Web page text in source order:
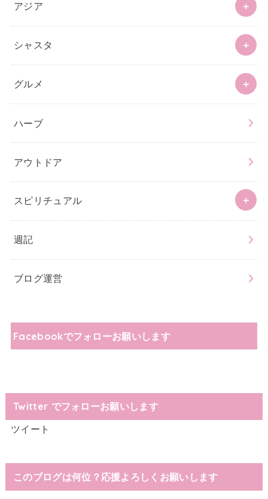
アジア
シャスタ
グルメ
ハーブ
アウトドア
スピリチュアル
週記
ブログ運営
Facebookでフォローお願いします
Twitter でフォローお願いします
ツイート
このブログは何位？応援よろしくお願いします